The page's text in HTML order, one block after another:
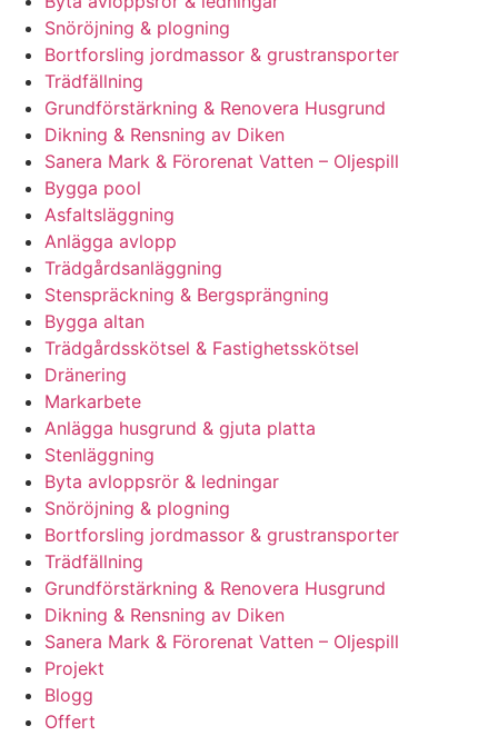
Snöröjning & plogning
Bortforsling jordmassor & grustransporter
Trädfällning
Grundförstärkning & Renovera Husgrund
Dikning & Rensning av Diken
Sanera Mark & Förorenat Vatten – Oljespill
Bygga pool
Asfaltsläggning
Anlägga avlopp
Trädgårdsanläggning
Stenspräckning & Bergsprängning
Bygga altan
Trädgårdsskötsel & Fastighetsskötsel
Dränering
Markarbete
Anlägga husgrund & gjuta platta
Stenläggning
Byta avloppsrör & ledningar
Snöröjning & plogning
Bortforsling jordmassor & grustransporter
Trädfällning
Grundförstärkning & Renovera Husgrund
Dikning & Rensning av Diken
Sanera Mark & Förorenat Vatten – Oljespill
Projekt
Blogg
Offert